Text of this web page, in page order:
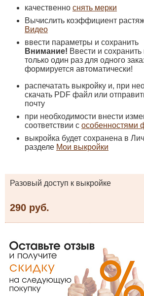
качественно снять мерки
Вычислить коэффициент
Видео
ввести параметры и сохранить
Внимание! Ввести и
только один раз для одного
формируется автоматически!
распечатать выкройку и, при
скачать PDF файл или
почту
при необходимости внести
соответствии с особенностями
выкройка будет сохранена в
разделе Мои выкройки
Разовый доступ к выкройке
290 руб.